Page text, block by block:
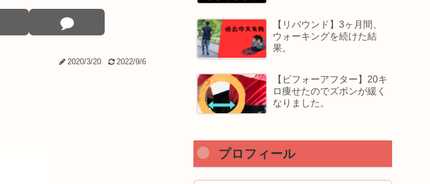
2020/3/20 2022/9/6
【リバウンド】3ヶ月間、
ウォーキングを続けた結
果。
【ビフォーアフター】20キ
ロ痩せたのでズボンが緩く
なりました。
プロフィール